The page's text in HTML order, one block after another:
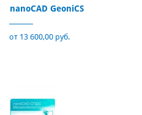
nanoCAD GeoniCS
от 13 600,00 руб.